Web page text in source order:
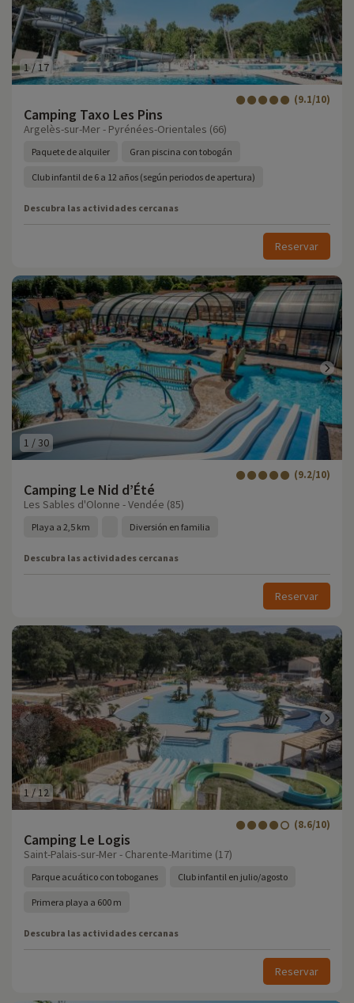
1/17
Camping Taxo Les Pins
(9.1/10)
Argelès-sur-Mer - Pyrénées-Orientales (66)
Paquete de alquiler Gran piscina con tobogán
Club infantil de 6 a 12 años (según periodos de apertura)
Descubra las actividades cercanas
Reservar
1 /30
Camping Le Nid d’Été
(9.2/10)
Les Sables d'Olonne - Vendée (85)
Playa a 2,5 km Diversión en familia
Descubra las actividades cercanas
Reservar
1 /12
Camping Le Logis
(8.6/10)
Saint-Palais-sur-Mer - Charente-Maritime (17)
Parque acuático con toboganes Club infantil en julio/agosto
Primera playa a 600 m
Descubra las actividades cercanas
Reservar